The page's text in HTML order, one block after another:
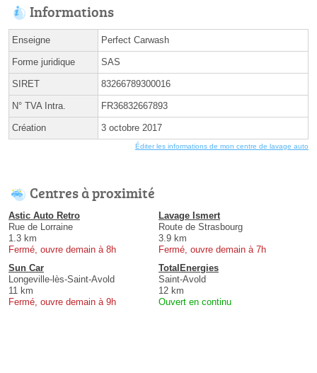
Informations
Enseigne Perfect Carwash
Forme juridique SAS
SIRET 83266789300016
N° TVA Intra. FR36832667893
Création 3 octobre 2017
Éditer les informations de mon centre de lavage auto
Centres à proximité
Astic Auto Retro
Rue de Lorraine
1.3 km
Fermé, ouvre demain à 8h
Lavage Ismert
Route de Strasbourg
3.9 km
Fermé, ouvre demain à 7h
Sun Car
Longeville-lès-Saint-Avold
11 km
Fermé, ouvre demain à 9h
TotalEnergies
Saint-Avold
12 km
Ouvert en continu